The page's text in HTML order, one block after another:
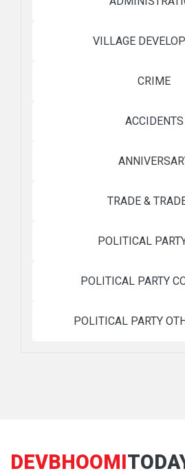
VILLAGE
CRIME
ACCIDENTS
TRADE &
POLITICAL
POLITICAL PARTY
POLITICAL PARTY
DEVBHOOMI